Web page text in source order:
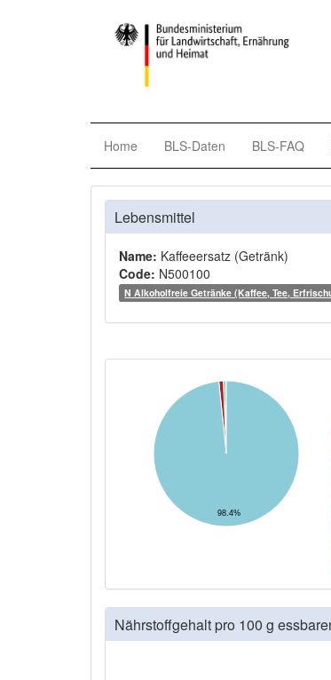
Home BLS-Daten BLS-FAQ
Lebensmittel
Name: Kaffeeersatz (Getränk)
Code: N500100
N Alkoholfreie Getränke (Kaffee, Tee,
98.4%
Nährstoffgehalt pro 100 g